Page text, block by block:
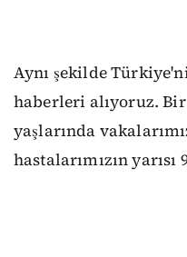
Aynı şekilde
haberleri alıyoruz. Bir
yaşlarında
hastalarımızın yarısı